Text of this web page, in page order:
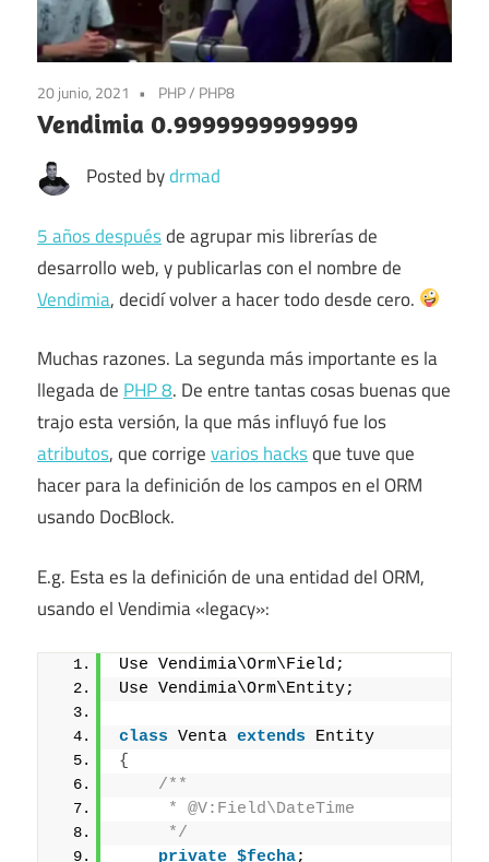
20 junio, 2021 PHP/ PHP8
Vendimia 0.9999999999999
Posted bydrmad
5 años despuésde agrupar mis librerías de
desarrollo web, y publicarlas con el nombre de
Vendimia, decidí volver a hacer todo desde cero.
Muchas razones. La segunda más importante es la
llegada de PHP 8. De entre tantas cosas buenas que
trajo esta versión, la que más influyó fue los
atributos, que corrigevarios hacksque tuve que
hacer para la definición de los campos en el ORM
usando DocBlock.
E.g. Esta es la definición de una entidad del ORM,
usando el Vendimia «legacy»:
Use Vendimia\Orm\Field;
Use Vendimia\Orm\Entity;
class Venta extends Entity
{
/**
     * @V:Field\DateTime
     */
private $fecha;